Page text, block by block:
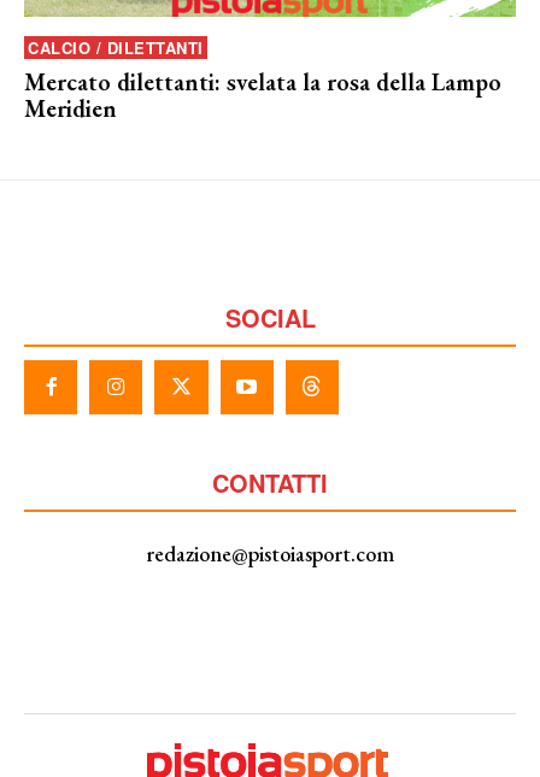
CALCIO / DILETTANTI
Mercato dilettanti: svelata la rosa della Lampo
Meridien
SOCIAL
CONTATTI
redazione@pistoiasport.com